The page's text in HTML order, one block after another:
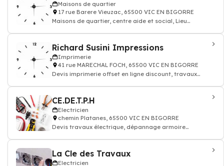
Maisons de quartier
17 rue Barere Vieuzac, 65500 VIC EN BIGORRE
Maisons de quartier, centre aide et social, Lieu
Richard Susini Impressions
Imprimerie
41 rue MARECHAL FOCH, 65500 VIC EN BIGORRE
Devis imprimerie offset en ligne discount, travaux
CE.DE.T.P.H
Electricien
chemin Platanes, 65500 VIC EN BIGORRE
Devis travaux électrique, dépannage armoire
La Cle des Travaux
Electricien